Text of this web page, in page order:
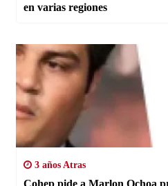
en varias regiones
3 años Atras
Cohep pide a Marlon Ochoa